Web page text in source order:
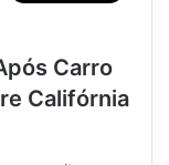
Carro
Califórnia